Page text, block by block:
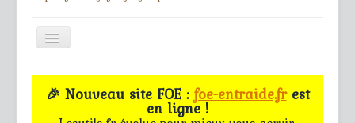
Toggle
Navigation
≡
Accueil
🎉 Nouveau site FOE :foe-entraide.frest
en ligne !